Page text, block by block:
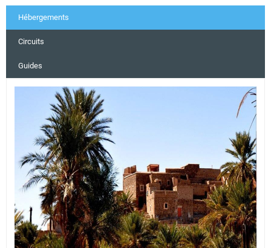
Hébergements
Circuits
Guides